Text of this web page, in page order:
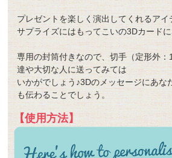
プレゼントを楽しく演出してくれるアイ
サプライズにはもってこいの3Dカードに
専用の封筒付きなので、切手（定形外
達や大切な人に送ってみては
いかがでしょう♪3Dのメッセージにあな
も伝わることでしょう。
【使用方法】